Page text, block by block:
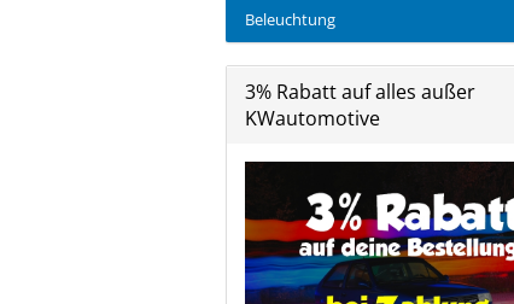
Beleuchtung
3% Rabatt auf alles außer
KWautomotive